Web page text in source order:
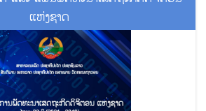
ແຫ່ງຊາດ